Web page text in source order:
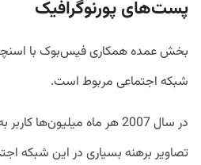
پست‌های پورنوگرافیک
بخش عمده همکاری فیس‌بوک با
شبکه اجتماعی مربوط است.
در سال 2007 هر ماه
تصاویر برهنه بسیاری در این شبکه